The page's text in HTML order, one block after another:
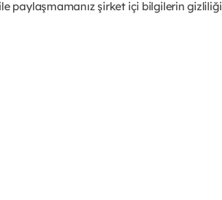
ile paylaşmamanız şirket içi bilgilerin gizliliği